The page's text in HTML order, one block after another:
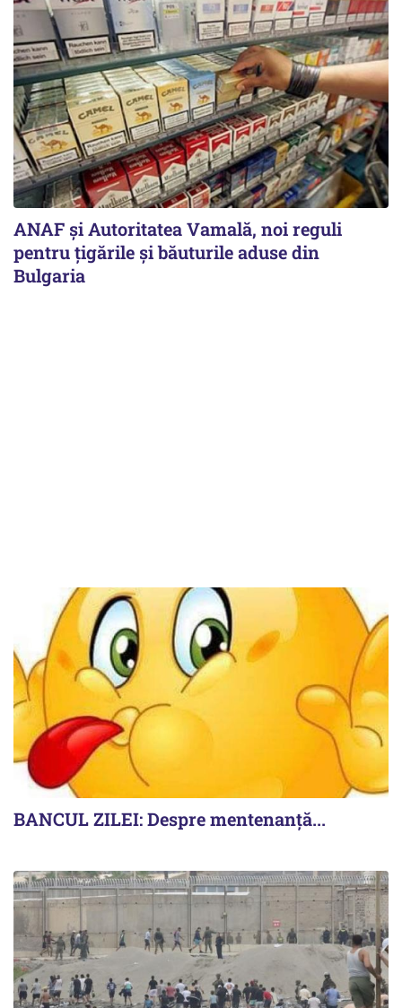
ANAF și Autoritatea Vamală, noi reguli
pentru țigările și băuturile aduse din
Bulgaria
BANCUL ZILEI: Despre mentenanță...